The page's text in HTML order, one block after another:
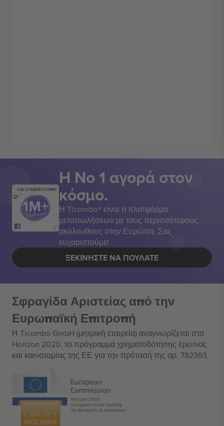
ΣΑΣ ΕΥΧΑΡΙΣΤΟΥΜΕ!
Η Νο 1 αγορά στον
κόσμο.
Η Ticombo® είναι η πλατφόρμα
μεταπωλήσεων με τους περισσότερους
ακόλουθους στην Ευρώπη. Σας
ευχαριστούμε!
ΞΕΚΙΝΉΣΤΕ ΝΑ ΠΟΥΛΆΤΕ
Σφραγίδα Αριστείας από την
Ευρωπαϊκή Επιτροπή
Η Ticombo GmbH (μητρική εταιρεία) αναγνωρίζεται στο
Horizon 2020, το πρόγραμμα χρηματοδότησης έρευνας
και καινοτομίας της ΕΕ για την πρότασή της αρ. 782393.